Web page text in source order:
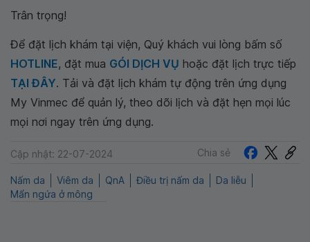
Trân trọng!
Để đặt lịch khám tại viện, Quý khách vui lòng bấm số
HOTLINE, đặt mua GÓI DỊCH VỤ hoặc đặt lịch trực tiếp
TẠI ĐÂY. Tải và đặt lịch khám tự động trên ứng dụng
My Vinmec để quản lý, theo dõi lịch và đặt hẹn mọi lúc
mọi nơi ngay trên ứng dụng.
Cập nhật: 22-07-2024 Chia sẻ
Nấm da Viêm da QnA Điều trị nấm da
Da liễu
Mẩn ngứa ở mông